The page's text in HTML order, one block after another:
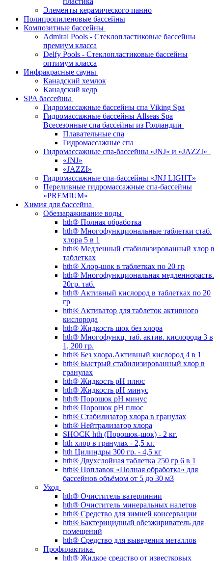
Элементы керамического панно
Полипропиленовые бассейны
Композитные бассейны
Admiral Pools - Стеклопластиковые бассейны
премиум класса
Delfy Pools - Стеклопластиковые бассейны
оптимум класса
Инфракрасные сауны
Канадский хемлок
Канадский кедр
SPA бассейны
Гидромассажные бассейны спа Viking Spa
Гидромассажные бассейны Allseas Spa
Всесезонные спа бассейны из Голландии
Плавательные спа
Гидромассажные спа
Гидромассажные спа-бассейны «JNJ» и «JAZZI»
«JNJ»
«JAZZI»
Гидромассажные спа-бассейны «JNJ LIGHT»
Переливные гидромассажные спа-бассейны
«PREMIUM»
Химия для бассейна
Обеззараживание воды
hth® Полная обработка
hth® Многофункциональные таблетки стаб.
хлора 5 в 1
hth® Медленный стабилизированный хлор в
таблетках
hth® Хлор-шок в таблетках по 20 гр
hth® Многофункциональная медленнораств.
20гр. таб.
hth® Активный кислород в таблетках по 20
гр
hth® Активатор для таблеток активного
кислорода
hth® Жидкость шок без хлора
hth® Многофункц. таб. актив. кислорода 3 в
1, 200 гр.
hth® Без хлора.Активный кислород 4 в 1
hth® Быстрый стабилизированный хлор в
гранулах
hth® Жидкость pH плюс
hth® Жидкость pH минус
hth® Порошок pH минус
hth® Порошок pH плюс
hth® Стабилизатор хлора в гранулах
hth® Нейтрализатор хлора
SHOCK hth (Порошок-шок) - 2 кг.
hth хлор в гранулах - 2,5 кг.
hth Цилиндры 300 гр. - 4,5 кг
hth® Двухслойная таблетка 250 гр 6 в 1
hth® Поплавок «Полная обработка» для
бассейнов объёмом от 5 до 30 м3
Уход
hth® Очиститель ватерлинии
hth® Очиститель минеральных налетов
hth® Средство для зимней консервации
hth® Бактерицидный обезжириватель для
помещений
hth® Средство для выведения металлов
Профилактика
hth® Жидкое средство от известковых